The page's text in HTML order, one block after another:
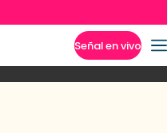
Señal en vivo
Capítulos Casting Noticias